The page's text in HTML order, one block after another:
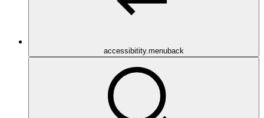
accessibitity.menuback